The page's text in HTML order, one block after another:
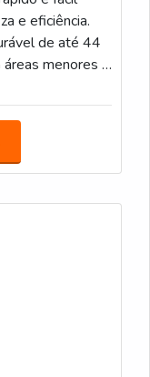
e eficiência.
de até 44
menores e
de até
em
porte. PL-200
lumens e
Oferecendo
uso no modo
até 3,1 metros
e operações
máxima